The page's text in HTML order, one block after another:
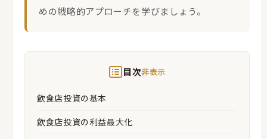
めの戦略的アプローチを学びましょう。
目次非表示
飲食店投資の基本
飲食店投資の利益最大化